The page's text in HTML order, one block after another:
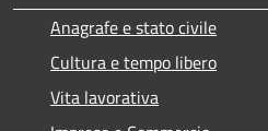
Anagrafe e stato civile
Cultura e tempo libero
Vita lavorativa